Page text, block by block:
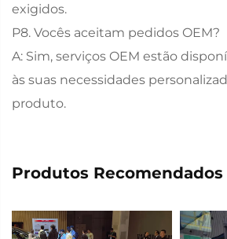
exigidos.
P8. Vocês aceitam pedidos OEM?
A: Sim, serviços OEM estão
às suas necessidades
produto.
Produtos Recomendados